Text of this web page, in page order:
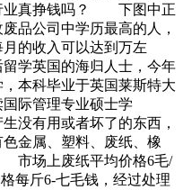
业真挣钱吗？ 下图中正
品公司中学历最高的人，
的收入可以达到万左
英国的海归人士，今年
本科毕业于英国莱斯特大
际管理专业硕士学
用或者坏了的东西，
金属、塑料、废纸、橡
场上废纸平均价格6毛/
每斤6-七毛钱，经过处理